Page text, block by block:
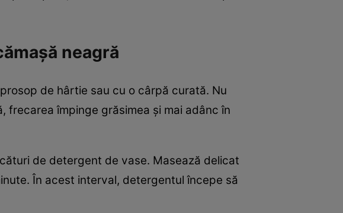
neagră
de hârtie sau cu o cârpă curată. Nu
împinge grăsimea și mai adânc în
de detergent de vase. Masează delicat
În acest interval, detergentul începe să